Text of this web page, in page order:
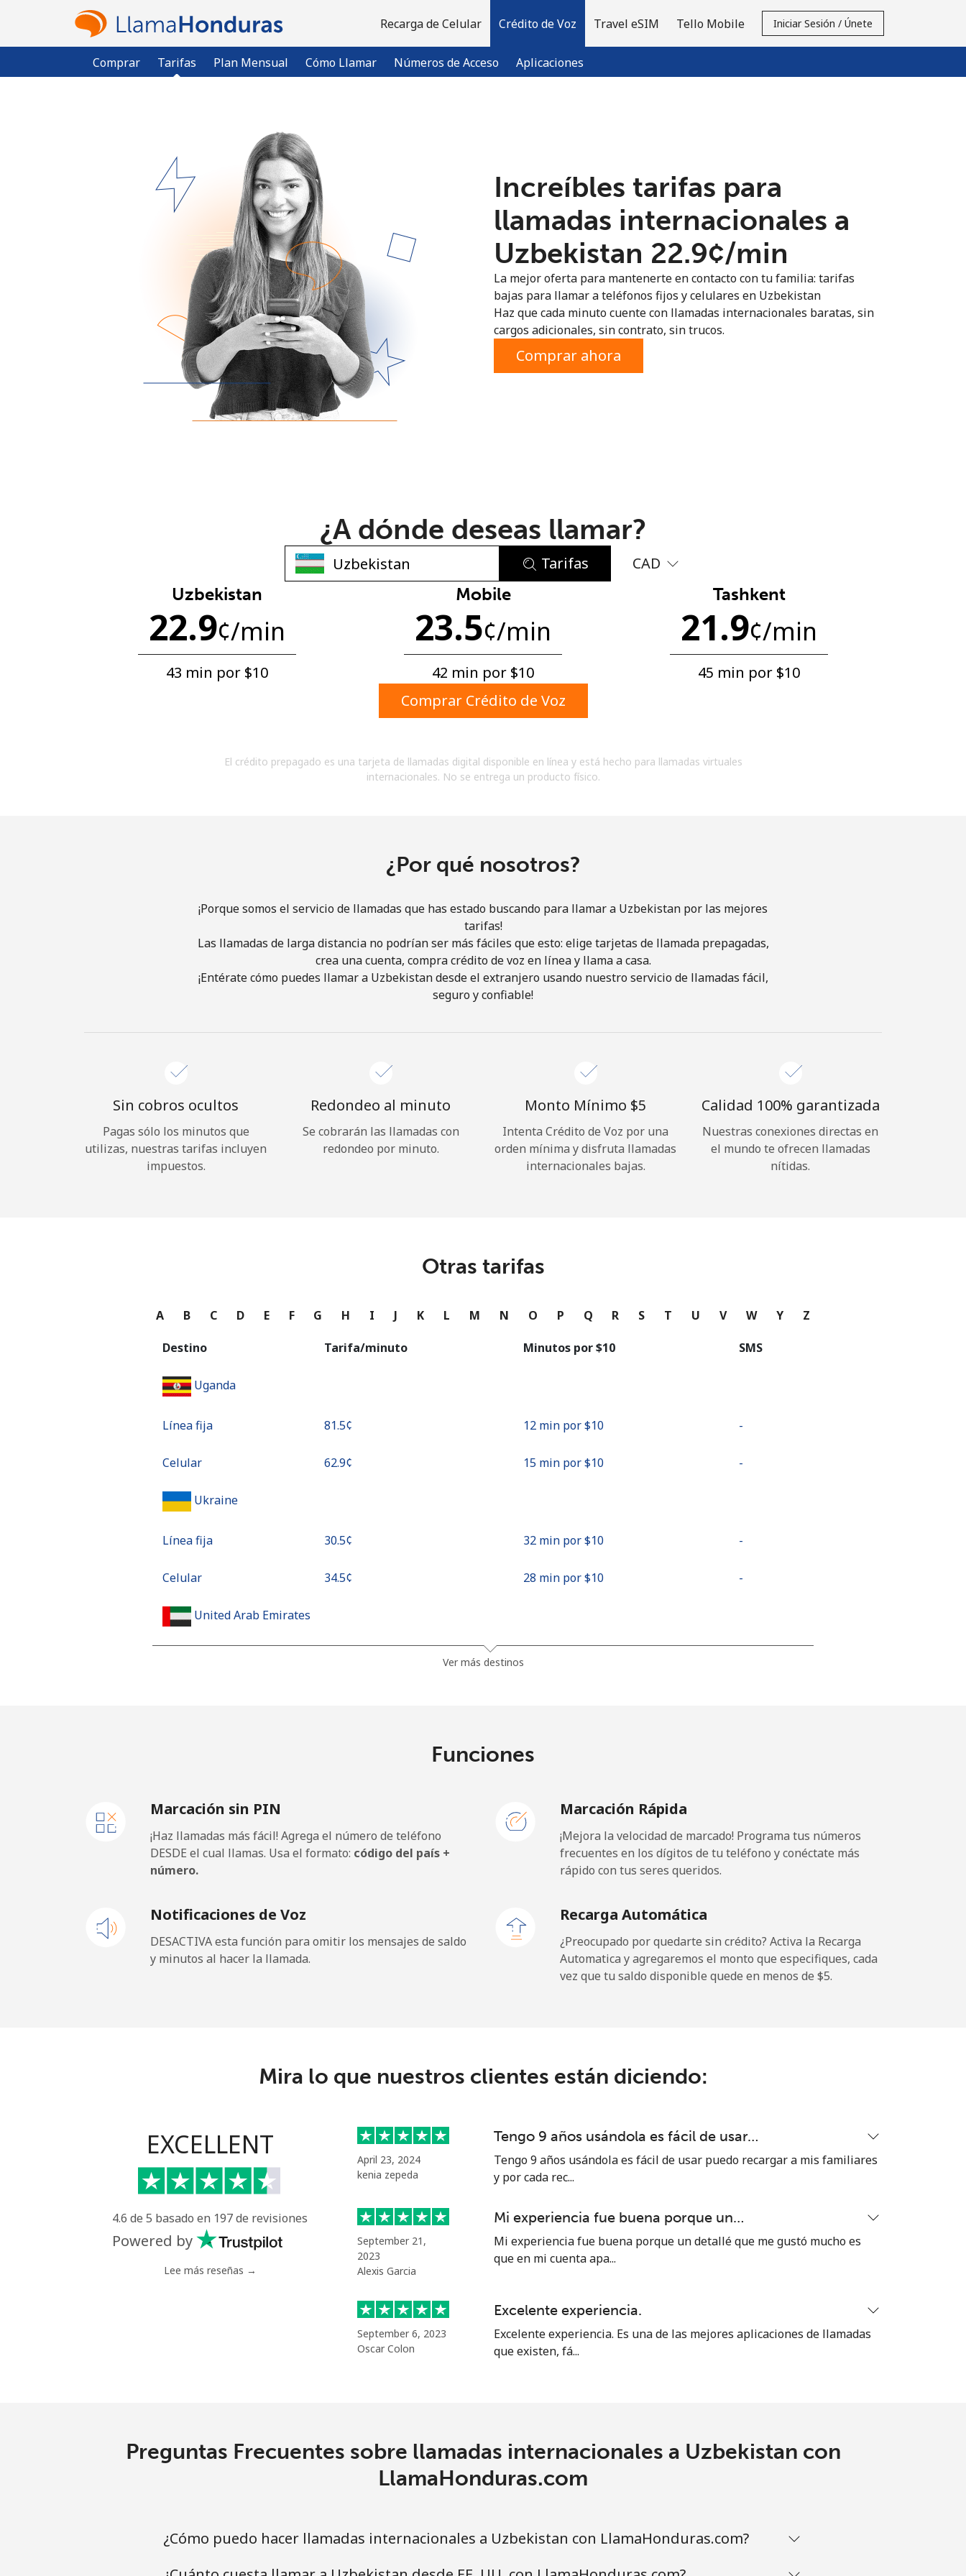
Recarga de Celular Crédito de Voz
Comprar Tarifas Plan Mensual Cómo Llamar Números de Acceso Aplicaciones
Travel eSIM Tello Mobile Iniciar Sesión / Únete
¿Ya tienes una cuenta? Inicia sesión →
Regístrate con
No se ha creado una contraseña
Mínimo 8 caracteres
Una letra mayúscula y una minúscula
Un caracter especial
acuerdo con estos
Términos y condiciones.
Únete
¡Hola!
Continuar con
Increíbles tarifas para
llamadas internacionales a
Uzbekistan ⁦22.9¢⁩/min
La mejor oferta para mantenerte en contacto con tu familia: tarifas
bajas para llamar a teléfonos fijos y celulares en Uzbekistan
Haz que cada minuto cuente con llamadas internacionales baratas, sin
cargos adicionales, sin contrato, sin trucos.
Comprar ahora
¿A dónde deseas llamar?
Tarifas CAD
Uzbekistan
22.9¢/min
43 min por ⁦$10⁩
Mobile
23.5¢/min
42 min por ⁦$10⁩
Tashkent
21.9¢/min
45 min por ⁦$10⁩
Comprar Crédito de Voz
El crédito prepagado es una tarjeta de llamadas digital disponible en línea y está hecho para llamadas virtuales
internacionales. No se entrega un producto físico.
¿Por qué nosotros?
¡Porque somos el servicio de llamadas que has estado buscando para llamar a Uzbekistan por las mejores
tarifas!
Las llamadas de larga distancia no podrían ser más fáciles que esto: elige tarjetas de llamada prepagadas,
crea una cuenta, compra crédito de voz en línea y llama a casa.
¡Entérate cómo puedes llamar a Uzbekistan desde el extranjero usando nuestro servicio de llamadas fácil,
seguro y confiable!
Sin cobros ocultos
Pagas sólo los minutos que
utilizas, nuestras tarifas incluyen
impuestos.
Redondeo al minuto
Se cobrarán las llamadas con
redondeo por minuto.
Monto Mínimo ⁦$5⁩
Intenta Crédito de Voz por una
orden mínima y disfruta llamadas
internacionales bajas.
Calidad 100% garantizada
Nuestras conexiones directas en
el mundo te ofrecen llamadas
nítidas.
Otras tarifas
A B C D E F G H I J K L M N O P Q R S T U V W Y Z
Destino Tarifa/minuto Minutos por ⁦$10⁩ SMS
Uganda
Línea fija ⁦81.5¢⁩ 12 min por ⁦$10⁩ -
Celular ⁦62.9¢⁩ 15 min por ⁦$10⁩ -
Ukraine
Línea fija ⁦30.5¢⁩ 32 min por ⁦$10⁩ -
Celular ⁦34.5¢⁩ 28 min por ⁦$10⁩ -
United Arab Emirates
Celular 285 min por ⁦$10⁩
Premium ⁦57.9¢⁩ 17 min por ⁦$10⁩
All country 665 min por ⁦$10⁩
Uruguay
⁦8.9¢⁩ 112 min por ⁦$10⁩
All country 42 min por ⁦$10⁩
Uzbekistan
Línea fija 43 min por ⁦$10⁩
Celular 42 min por ⁦$10⁩
45 min por ⁦$10⁩
Ver más destinos
Funciones
Marcación sin PIN
¡Haz llamadas más fácil! Agrega el número de teléfono
DESDE el cual llamas. Usa el formato: código del país +
número.
Marcación Rápida
¡Mejora la velocidad de marcado! Programa tus números
frecuentes en los dígitos de tu teléfono y conéctate más
rápido con tus seres queridos.
Notificaciones de Voz
DESACTIVA esta función para omitir los mensajes de saldo
y minutos al hacer la llamada.
Recarga Automática
¿Preocupado por quedarte sin crédito? Activa la Recarga
Automatica y agregaremos el monto que especifiques, cada
vez que tu saldo disponible quede en menos de ⁦$5⁩.
Mira lo que nuestros clientes están diciendo:
EXCELLENT
4.6 de 5 basado en 197 de revisiones
Powered by
Lee más reseñas →
April 23, 2024
kenia zepeda
Tengo 9 años usándola es fácil de usar…
Tengo 9 años usándola es fácil de usar puedo recargar a mis familiares
y por cada rec...
September 21,
2023
Alexis Garcia
Mi experiencia fue buena porque un…
Mi experiencia fue buena porque un detallé que me gustó mucho es
que en mi cuenta apa...
September 6, 2023
Oscar Colon
Excelente experiencia.
Excelente experiencia. Es una de las mejores aplicaciones de llamadas
que existen, fá...
Preguntas Frecuentes sobre llamadas internacionales a Uzbekistan con
LlamaHonduras.com
¿Cómo puedo hacer llamadas internacionales a Uzbekistan con LlamaHonduras.com?